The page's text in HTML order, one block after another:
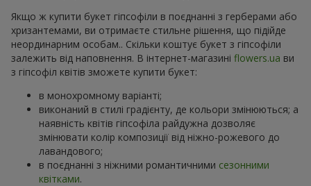
Якщо ж купити букет гіпсофіли в поєднанні з герберами або
хризантемами, ви отримаєте стильне рішення, що підійде
неординарним особам.. Скільки коштує букет з гіпсофіли
залежить від наповнення. В інтернет-магазині flowers.ua ви
з гіпсофіл квітів зможете купити букет:
в монохромному варіанті;
виконаний в стилі градієнту, де кольори змінюються; а
наявність квітів гіпсофіла райдужна дозволяє
змінювати колір композиції від ніжно-рожевого до
лавандового;
в поєднанні з ніжними романтичними сезонними
квітками.